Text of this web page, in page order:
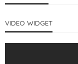
VIDEO WIDGET